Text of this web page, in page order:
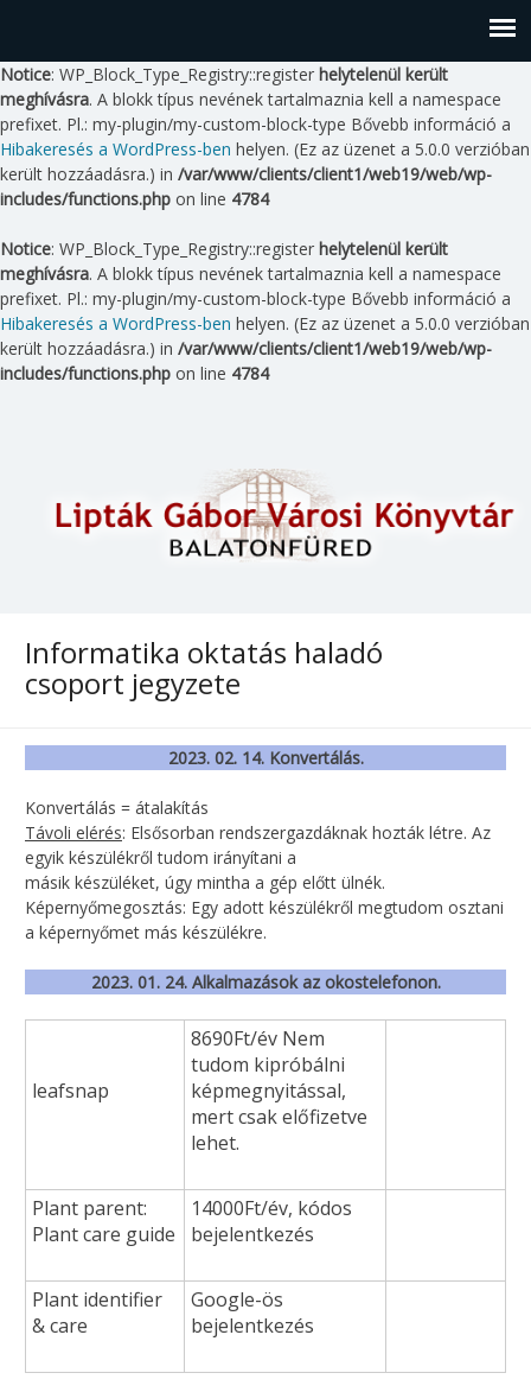
Notice: WP_Block_Type_Registry::register helytelenül került
meghívásra. A blokk típus nevének tartalmaznia kell a namespace
prefixet. Pl.: my-plugin/my-custom-block-type Bővebb információ a
Hibakeresés a WordPress-ben helyen. (Ez az üzenet a 5.0.0 verzióban
került hozzáadásra.) in /var/www/clients/client1/web19/web/wp-
includes/functions.php on line 4784
Notice: WP_Block_Type_Registry::register helytelenül került
meghívásra. A blokk típus nevének tartalmaznia kell a namespace
prefixet. Pl.: my-plugin/my-custom-block-type Bővebb információ a
Hibakeresés a WordPress-ben helyen. (Ez az üzenet a 5.0.0 verzióban
került hozzáadásra.) in /var/www/clients/client1/web19/web/wp-
includes/functions.php on line 4784
Könyvek, folyóiratok, számítógépek állnak rendelkezésre
az olvasók számára.
Informatika oktatás haladó
csoport jegyzete
2023. 02. 14. Konvertálás.
Konvertálás = átalakítás
Távoli elérés: Elsősorban rendszergazdáknak hozták létre. Az
egyik készülékről tudom irányítani a
másik készüléket, úgy mintha a gép előtt ülnék.
Képernyőmegosztás: Egy adott készülékről megtudom osztani
a képernyőmet más készülékre.
2023. 01. 24. Alkalmazások az okostelefonon.
leafsnap
8690Ft/év Nem
tudom kipróbálni
képmegnyitással,
mert csak előfizetve
lehet.
Plant parent:
Plant care guide
14000Ft/év, kódos
bejelentkezés
Plant identifier
& care
Google-ös
bejelentkezés